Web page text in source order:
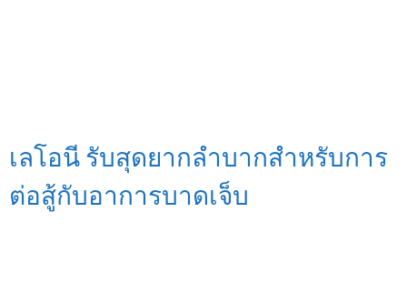
เลโอนี รับสุดยากลำบากสำหรับการ
ต่อสู้กับอาการบาดเจ็บ